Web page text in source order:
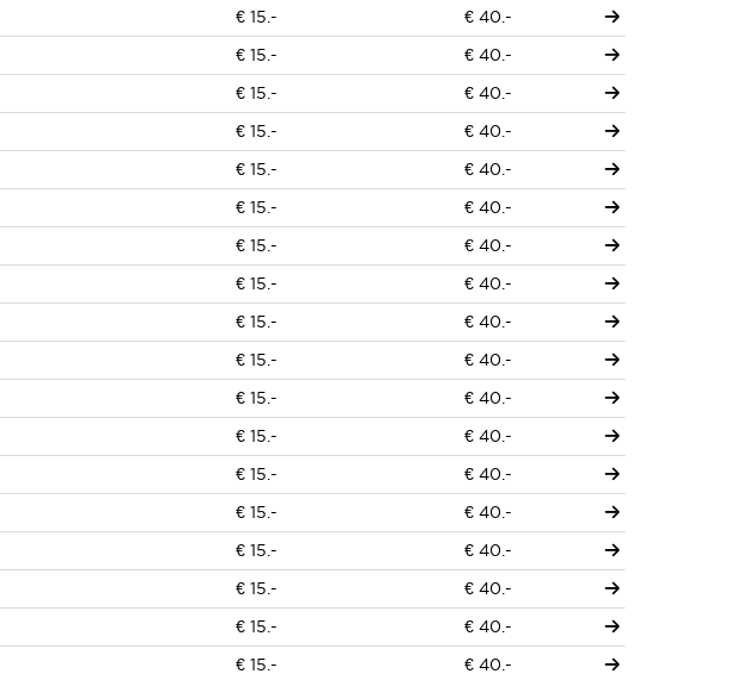
€ 15.-
€ 40.-
€ 15.-
€ 40.-
€ 15.-
€ 40.-
€ 15.-
€ 40.-
€ 15.-
€ 40.-
€ 15.-
€ 40.-
€ 15.-
€ 40.-
€ 15.-
€ 40.-
€ 15.-
€ 40.-
€ 15.-
€ 40.-
€ 15.-
€ 40.-
€ 15.-
€ 40.-
€ 15.-
€ 40.-
€ 15.-
€ 40.-
€ 15.-
€ 40.-
€ 15.-
€ 40.-
€ 15.-
€ 40.-
€ 15.-
€ 40.-